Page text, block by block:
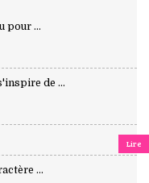
pour ...
de ...
Lire
...